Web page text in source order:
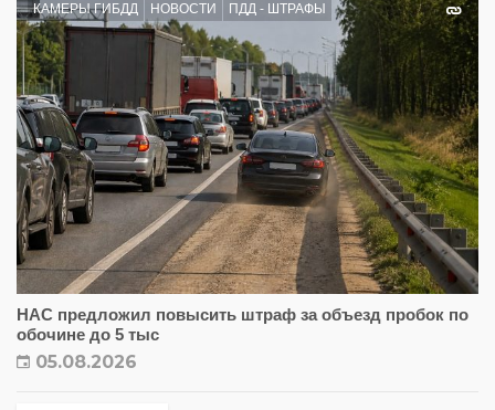
КАМЕРЫ ГИБДД НОВОСТИ ПДД - ШТРАФЫ
НАС предложил повысить штраф за объезд пробок по
обочине до 5 тыс
05.08.2026